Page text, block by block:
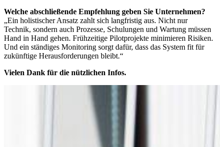
Welche abschließende Empfehlung geben Sie Unternehmen?
„Ein holistischer Ansatz zahlt sich langfristig aus. Nicht nur
Technik, sondern auch Prozesse, Schulungen und Wartung müssen
Hand in Hand gehen. Frühzeitige Pilotprojekte minimieren Risiken.
Und ein ständiges Monitoring sorgt dafür, dass das System fit für
zukünftige Herausforderungen bleibt.“
Vielen Dank für die nützlichen Infos.